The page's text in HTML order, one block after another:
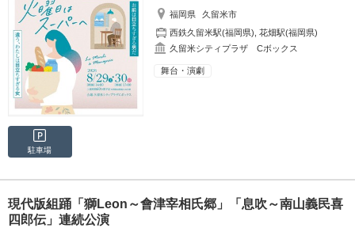
福岡県
久留米市
西鉄久留米駅(福岡県),花畑駅(福岡県)
久留米シティプラザ Cボックス
舞台・演劇
駐車場
現代版組踊「獅Leon～會津宰相氏郷」「息吹～南山義民喜
四郎伝」連続公演